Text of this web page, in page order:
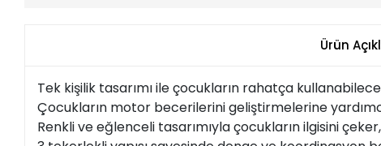
Ürün
Tek kişilik tasarımı ile çocukların rahatça
Çocukların motor becerilerini geliştirmelerine
Renkli ve eğlenceli tasarımıyla çocukların ilgisini